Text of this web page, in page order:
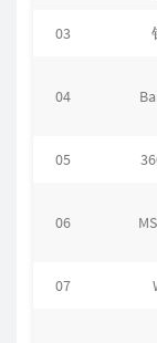
03
04
05
06
07